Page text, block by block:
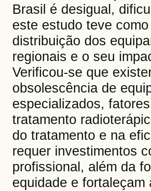
Brasil é desigual,
este estudo teve
distribuição dos
regionais e o seu
Verificou-se que
obsolescência de
especializados,
tratamento
do tratamento e na
requer investimentos
profissional, além da
equidade e